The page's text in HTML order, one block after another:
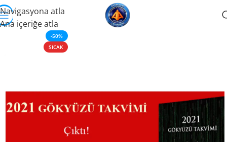
Navigasyona atla
Ana içeriğe atla
-50%
SICAK